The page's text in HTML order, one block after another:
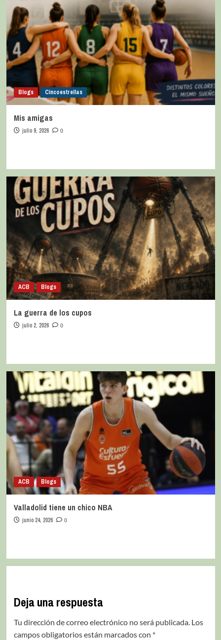
Blogs Cincoestrellas
Mis amigas
julio 9, 2026 0
ACB Blogs
La guerra de los cupos
julio 2, 2026 0
ACB Blogs
Valladolid tiene un chico NBA
junio 24, 2026 0
Deja una respuesta
Tu dirección de correo electrónico no será publicada. Los
campos obligatorios están marcados con *